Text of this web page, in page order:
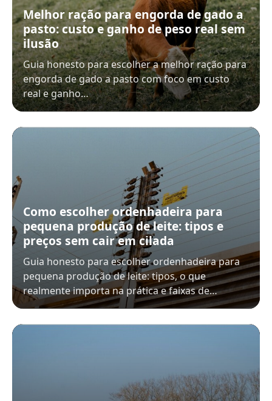
Melhor ração para engorda de gado a
pasto: custo e ganho de peso real sem
ilusão
Guia honesto para escolher a melhor ração para
engorda de gado a pasto com foco em custo
real e ganho…
Como escolher ordenhadeira para
pequena produção de leite: tipos e
preços sem cair em cilada
Guia honesto para escolher ordenhadeira para
pequena produção de leite: tipos, o que
realmente importa na prática e faixas de…